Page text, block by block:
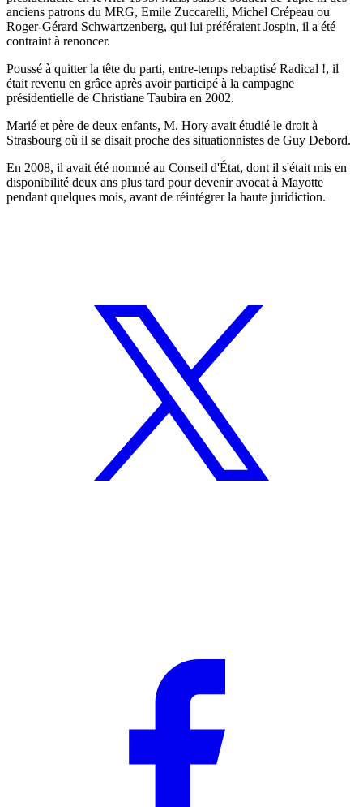
anciens patrons du MRG, Emile Zuccarelli, Michel Crépeau ou
Roger-Gérard Schwartzenberg, qui lui préféraient Jospin, il a été
contraint à renoncer.
Poussé à quitter la tête du parti, entre-temps rebaptisé Radical !, il
était revenu en grâce après avoir participé à la campagne
présidentielle de Christiane Taubira en 2002.
Marié et père de deux enfants, M. Hory avait étudié le droit à
Strasbourg où il se disait proche des situationnistes de Guy Debord.
En 2008, il avait été nommé au Conseil d'État, dont il s'était mis en
disponibilité deux ans plus tard pour devenir avocat à Mayotte
pendant quelques mois, avant de réintégrer la haute juridiction.